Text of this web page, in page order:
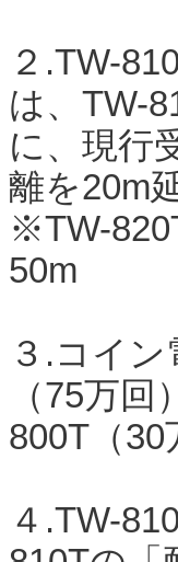
２.TW-
は、TW-
に、現行
離を20m
※TW-
50m
３.コイ
（75万
800T（
４.TW-